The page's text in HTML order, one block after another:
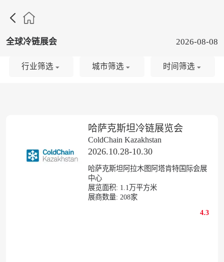

全球冷链展会 2026-08-08
哈萨克斯坦冷链展览会
ColdChain Kazakhstan
2026.10.28-10.30
哈萨克斯坦阿拉木图阿塔肯特国际会展
中心
展览面积: 1.1万平方米
展商数量: 208家
4.3
行业筛选 城市筛选 时间筛选